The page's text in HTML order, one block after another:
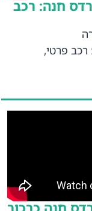
חנה: רכב
פרטי,